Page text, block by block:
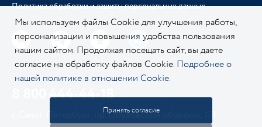
Политика обработки и защиты персональных данных
8 800 444-44-18
г. Санкт-Петербург, пр. Обуховской обороны, 151
Мы используем файлы Cookie для улучшения работы,
персонализации и повышения удобства пользования
нашим сайтом. Продолжая посещать сайт, вы даете
согласие на обработку файлов Cookie. Подробнее о
нашей политике в отношении Cookie.
Принять согласие